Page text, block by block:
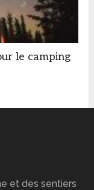
le camping
et des sentiers